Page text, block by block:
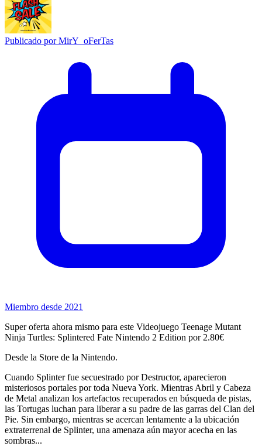
Publicado porMirY_oFerTas
Miembro desde 2021
Super oferta ahora mismo para este Videojuego Teenage Mutant
Ninja Turtles: Splintered Fate Nintendo 2 Edition por 2.80€
Desde la Store de la Nintendo.
Cuando Splinter fue secuestrado por Destructor, aparecieron
misteriosos portales por toda Nueva York. Mientras Abril y Cabeza
de Metal analizan los artefactos recuperados en búsqueda de pistas,
las Tortugas luchan para liberar a su padre de las garras del Clan del
Pie. Sin embargo, mientras se acercan lentamente a la ubicación
extraterrenal de Splinter, una amenaza aún mayor acecha en las
sombras...